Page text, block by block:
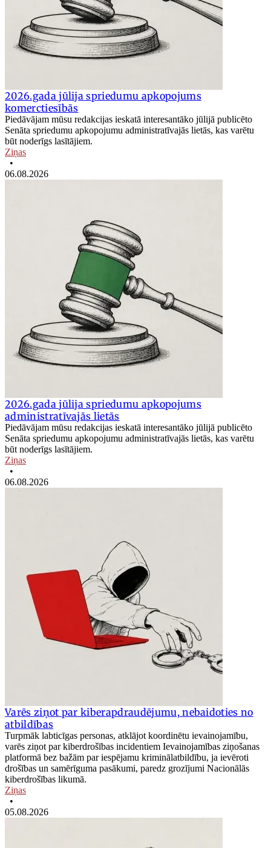
2026.gada jūlija spriedumu apkopojums
komerctiesībās
Piedāvājam mūsu redakcijas ieskatā interesantāko jūlijā publicēto
Senāta spriedumu apkopojumu administratīvajās lietās, kas varētu
būt noderīgs lasītājiem.
Ziņas
•
06.08.2026
2026.gada jūlija spriedumu apkopojums
administratīvajās lietās
Piedāvājam mūsu redakcijas ieskatā interesantāko jūlijā publicēto
Senāta spriedumu apkopojumu administratīvajās lietās, kas varētu
būt noderīgs lasītājiem.
Ziņas
•
06.08.2026
Varēs ziņot par kiberapdraudējumu, nebaidoties no
atbildības
Turpmāk labticīgas personas, atklājot koordinētu ievainojamību,
varēs ziņot par kiberdrošības incidentiem Ievainojamības ziņošanas
platformā bez bažām par iespējamu kriminālatbildību, ja ievēroti
drošības un samērīguma pasākumi, paredz grozījumi Nacionālās
kiberdrošības likumā.
Ziņas
•
05.08.2026